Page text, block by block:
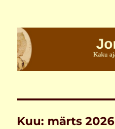
Jora
Kuu: märts 2026